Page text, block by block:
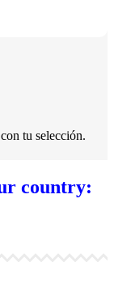
tu selección.
country: